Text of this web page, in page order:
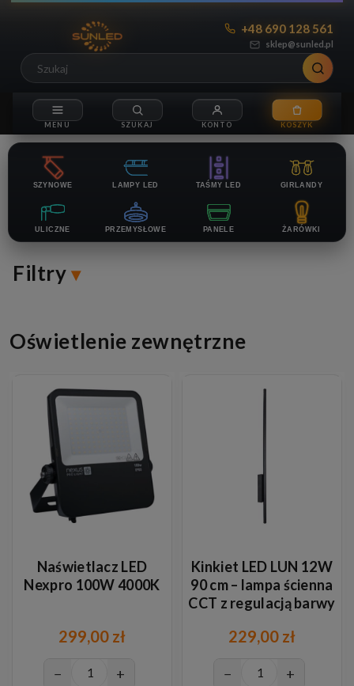
sklep@sunled.pl
+48 690 128 561
SZYNOWE LAMPY LED TAŚMY LED GIRLANDY
ULICZNE PRZEMYSŁOWE PANELE ŻARÓWKI
Filtry
Oświetlenie zewnętrzne
Naświetlacz LED
Nexpro 100W 4000K
299,00 zł
− +
Kinkiet LED LUN 12W
90 cm – lampa ścienna
CCT z regulacją barwy
229,00 zł
− +